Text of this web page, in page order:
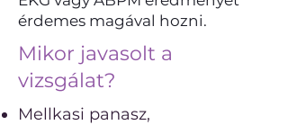
érdemes magával hozni.
Mikor javasolt a
vizsgálat?
Mellkasi panasz,